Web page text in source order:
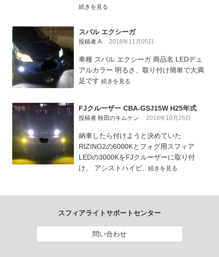
続きを見る
スバル エクシーガ
投稿者 A 2018年11月05日
車種 スバル エクシーガ 商品名 LEDデュ
アルカラー 明るさ、取り付け簡単で大満
足です 続きを見る
FJクルーザー CBA-GSJ15W H25年式
投稿者 秋田のキムケン 2018年10月26日
納車したら付けようと決めていた
RIZING2の6000Kとフォグ用スフィア
LEDの3000KをFJクルーザーに取り付
け。 アシストハイビ.. 続きを見る
スフィアライトサポートセンター
問い合わせ